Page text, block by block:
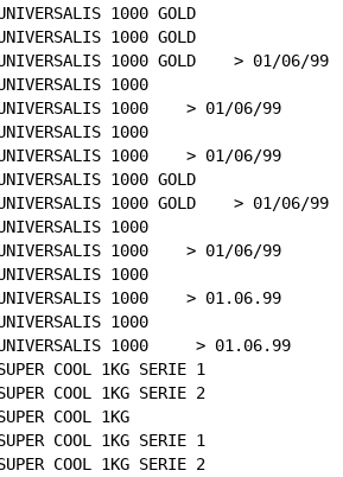
1000 GOLD
1000 GOLD
1000 GOLD    > 01/06/99
UNIVERSALIS 1000
1000    > 01/06/99
UNIVERSALIS 1000
1000    > 01/06/99
1000 GOLD
1000 GOLD    > 01/06/99
UNIVERSALIS 1000
1000    > 01/06/99
UNIVERSALIS 1000
1000    > 01.06.99
UNIVERSALIS 1000
1000     > 01.06.99
COOL 1KG SERIE 1
COOL 1KG SERIE 2
COOL 1KG
COOL 1KG SERIE 1
COOL 1KG SERIE 2